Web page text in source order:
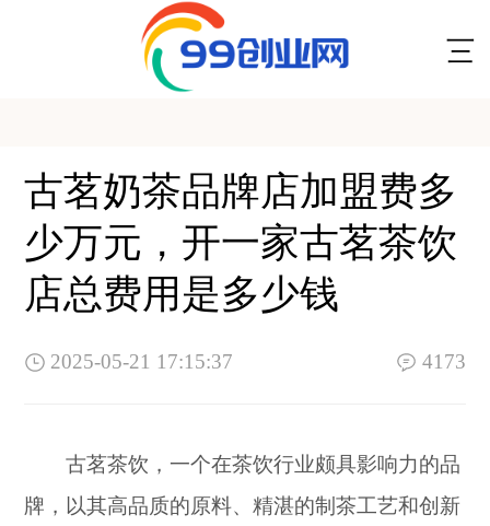
古茗奶茶品牌店加盟费多
少万元，开一家古茗茶饮
店总费用是多少钱
2025-05-21 17:15:37 4173
古茗茶饮，一个在茶饮行业颇具影响力的品
牌，以其高品质的原料、精湛的制茶工艺和创新